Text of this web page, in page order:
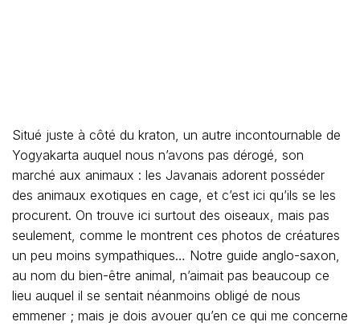
Situé juste à côté du kraton, un autre incontournable de
Yogyakarta auquel nous n’avons pas dérogé, son
marché aux animaux : les Javanais adorent posséder
des animaux exotiques en cage, et c’est ici qu’ils se les
procurent. On trouve ici surtout des oiseaux, mais pas
seulement, comme le montrent ces photos de créatures
un peu moins sympathiques… Notre guide anglo-saxon,
au nom du bien-être animal, n’aimait pas beaucoup ce
lieu auquel il se sentait néanmoins obligé de nous
emmener ; mais je dois avouer qu’en ce qui me concerne